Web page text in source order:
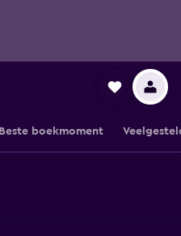
Beste boekmoment